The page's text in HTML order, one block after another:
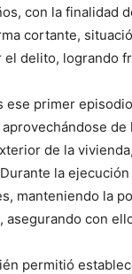
con la finalidad
cortante,
delito, logrando
ese primer
de la
la
manteniendo la
asegurando con
permitió